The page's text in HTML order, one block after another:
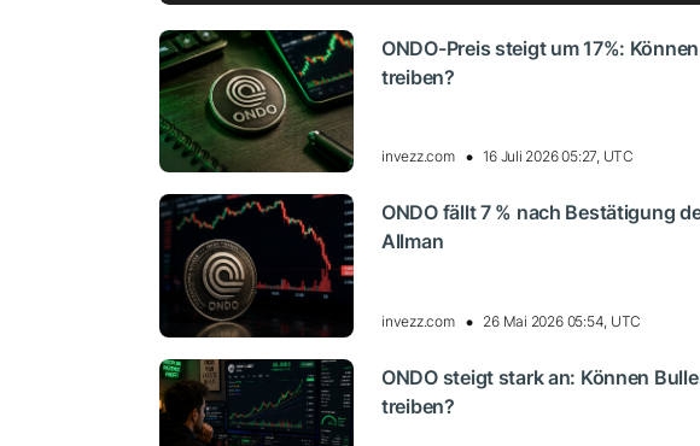
ONDO-Preis steigt um 17%:
treiben?
invezz.com 16 Juli 2026 05:27, UTC
ONDO fällt 7 % nach Bestätigung
Allman
invezz.com 26 Mai 2026 05:54, UTC
ONDO steigt stark an: Können
treiben?